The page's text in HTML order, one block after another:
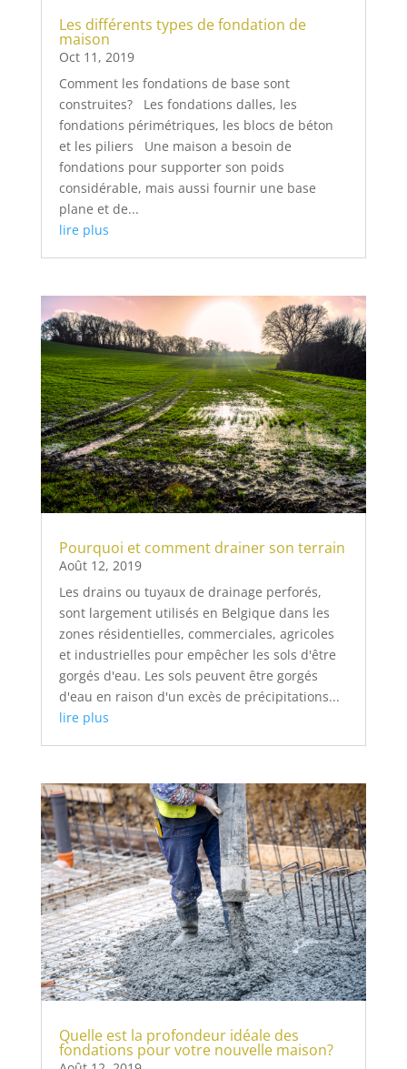
Les différents types de fondation de
maison
Oct 11, 2019
Comment les fondations de base sont
construites? Les fondations dalles, les
fondations périmétriques, les blocs de béton
et les piliers Une maison a besoin de
fondations pour supporter son poids
considérable, mais aussi fournir une base
plane et de...
lire plus
Pourquoi et comment drainer son terrain
Août 12, 2019
Les drains ou tuyaux de drainage perforés,
sont largement utilisés en Belgique dans les
zones résidentielles, commerciales, agricoles
et industrielles pour empêcher les sols d'être
gorgés d'eau. Les sols peuvent être gorgés
d'eau en raison d'un excès de précipitations...
lire plus
Quelle est la profondeur idéale des
fondations pour votre nouvelle maison?